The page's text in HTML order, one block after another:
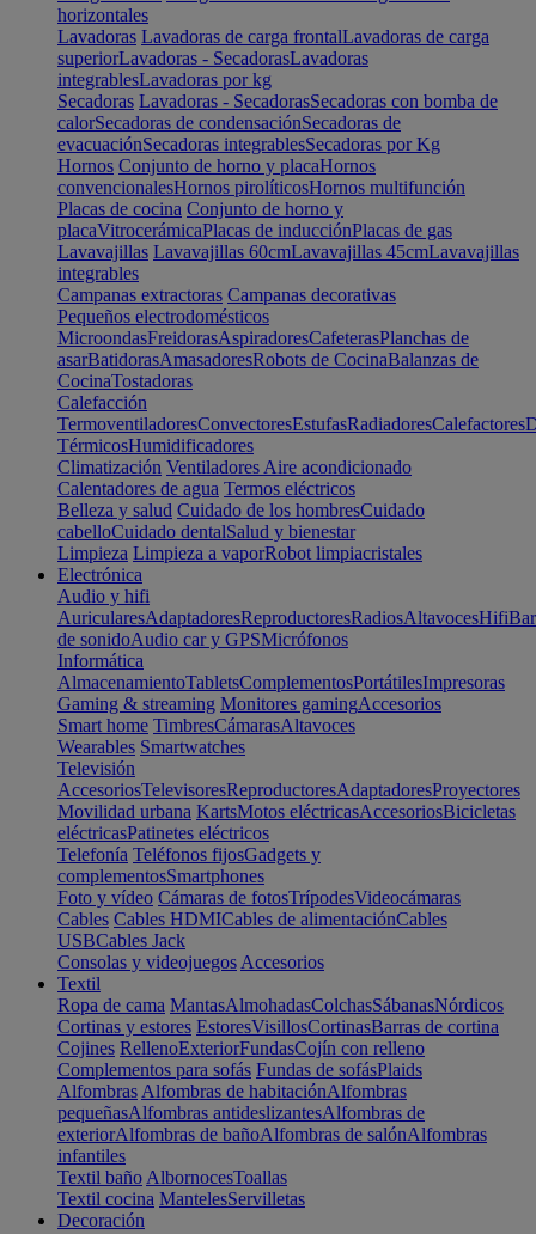
horizontales
Lavadoras Lavadoras de carga frontalLavadoras de carga
superiorLavadoras - SecadorasLavadoras
integrablesLavadoras por kg
Secadoras Lavadoras - SecadorasSecadoras con bomba de
calorSecadoras de condensaciónSecadoras de
evacuaciónSecadoras integrablesSecadoras por Kg
Hornos Conjunto de horno y placaHornos
convencionalesHornos pirolíticosHornos multifunción
Placas de cocina Conjunto de horno y
placaVitrocerámicaPlacas de inducciónPlacas de gas
Lavavajillas Lavavajillas 60cmLavavajillas 45cmLavavajillas
integrables
Campanas extractoras Campanas decorativas
Pequeños electrodomésticos
MicroondasFreidorasAspiradoresCafeterasPlanchas de
asarBatidorasAmasadoresRobots de CocinaBalanzas de
CocinaTostadoras
Calefacción
TermoventiladoresConvectoresEstufasRadiadoresCalefactores
TérmicosHumidificadores
Climatización Ventiladores Aire acondicionado
Calentadores de agua Termos eléctricos
Belleza y salud Cuidado de los hombresCuidado
cabelloCuidado dentalSalud y bienestar
Limpieza Limpieza a vaporRobot limpiacristales
Electrónica
Audio y hifi
AuricularesAdaptadoresReproductoresRadiosAltavocesHifi
de sonidoAudio car y GPSMicrófonos
Informática
AlmacenamientoTabletsComplementosPortátilesImpresoras
Gaming & streaming Monitores gamingAccesorios
Smart home TimbresCámarasAltavoces
Wearables Smartwatches
Televisión
AccesoriosTelevisoresReproductoresAdaptadoresProyectores
Movilidad urbana KartsMotos eléctricasAccesoriosBicicletas
eléctricasPatinetes eléctricos
Telefonía Teléfonos fijosGadgets y
complementosSmartphones
Foto y vídeo Cámaras de fotosTrípodesVideocámaras
Cables Cables HDMICables de alimentaciónCables
USBCables Jack
Consolas y videojuegos Accesorios
Textil
Ropa de cama MantasAlmohadasColchasSábanasNórdicos
Cortinas y estores EstoresVisillosCortinasBarras de cortina
Cojines RellenoExteriorFundasCojín con relleno
Complementos para sofás Fundas de sofásPlaids
Alfombras Alfombras de habitaciónAlfombras
pequeñasAlfombras antideslizantesAlfombras de
exteriorAlfombras de bañoAlfombras de salónAlfombras
infantiles
Textil baño AlbornocesToallas
Textil cocina MantelesServilletas
Decoración